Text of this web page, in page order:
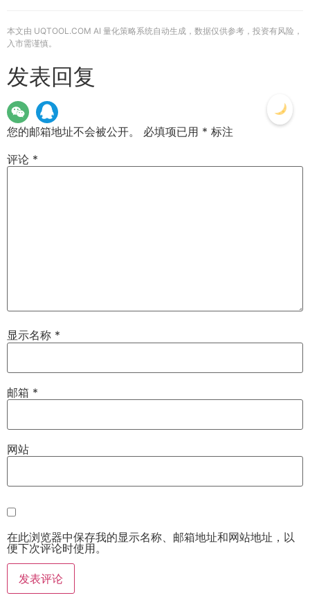
本文由 UQTOOL.COM AI 量化策略系统自动生成，数据仅供参考，投资有风险，
入市需谨慎。
发表回复
您的邮箱地址不会被公开。 必填项已用 * 标注
评论 *
显示名称 *
邮箱 *
网站
在此浏览器中保存我的显示名称、邮箱地址和网站地址，以
便下次评论时使用。